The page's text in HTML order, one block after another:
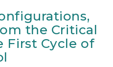
the Critical
First Cycle of